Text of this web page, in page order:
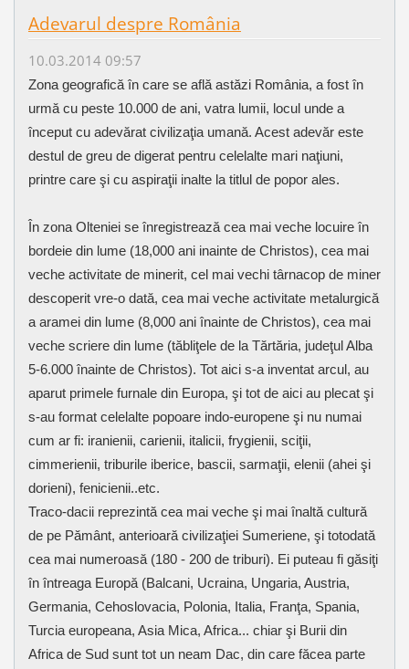
Adevarul despre România
10.03.2014 09:57
Zona geografică în care se află astăzi România, a fost în
urmă cu peste 10.000 de ani, vatra lumii, locul unde a
început cu adevărat civilizaţia umană. Acest adevăr este
destul de greu de digerat pentru celelalte mari naţiuni,
printre care şi cu aspiraţii inalte la titlul de popor ales.
În zona Olteniei se înregistrează cea mai veche locuire în
bordeie din lume (18,000 ani inainte de Christos), cea mai
veche activitate de minerit, cel mai vechi târnacop de miner
descoperit vre-o dată, cea mai veche activitate metalurgică
a aramei din lume (8,000 ani înainte de Christos), cea mai
veche scriere din lume (tăbliţele de la Tărtăria, judeţul Alba
5-6.000 înainte de Christos). Tot aici s-a inventat arcul, au
aparut primele furnale din Europa, şi tot de aici au plecat şi
s-au format celelalte popoare indo-europene şi nu numai
cum ar fi: iranienii, carienii, italicii, frygienii, sciţii,
cimmerienii, triburile iberice, bascii, sarmaţii, elenii (ahei şi
dorieni), fenicienii..etc.
Traco-dacii reprezintă cea mai veche şi mai înaltă cultură
de pe Pământ, anterioară civilizaţiei Sumeriene, şi totodată
cea mai numeroasă (180 - 200 de triburi). Ei puteau fi găsiţi
în întreaga Europă (Balcani, Ucraina, Ungaria, Austria,
Germania, Cehoslovacia, Polonia, Italia, Franţa, Spania,
Turcia europeana, Asia Mica, Africa... chiar şi Burii din
Africa de Sud sunt tot un neam Dac, din care făcea parte